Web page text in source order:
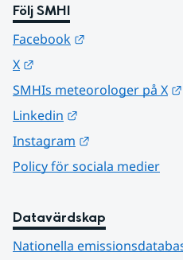
Följ SMHI
Facebook
X
SMHIs meteorologer på X
Linkedin
Instagram
Policy för sociala medier
Datavärdskap
Nationella